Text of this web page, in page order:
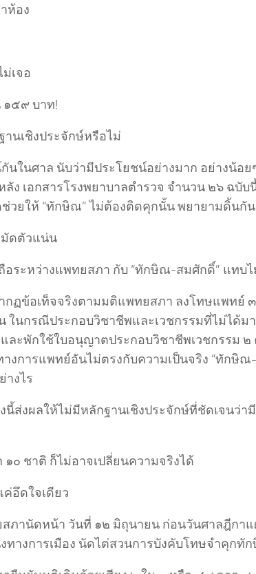
ห้อง
เจอ
๑๕๙ บาท!
านเชิงประจักษ์หรือไม่
นในศาล นับว่ามีประโยชน์อย่างมาก อย่างน้อย
ลัง เอกสารโรงพยาบาลตำรวจ จำนวน ๒๖ ฉบับ
วยให้ “ทักษิณ” ไม่ต้องติดคุกนั้น พยายามดิ้นกั
ดตัวแน่น
อระหว่างแพทยสภา กับ “ทักษิณ-สมศักดิ์” แทบ
กฏข้อเท็จจริงตามมติแพทยสภา ลงโทษแพทย์ ๓
ในกรณีประกอบวิชาชีพและเวชกรรมที่ไม่ได้ม
และพักใช้ใบอนุญาตประกอบวิชาชีพเวชกรรม
างการแพทย์อันไม่ตรงกับความเป็นจริง “ทักษิณ
างไร
นี้ส่งผลให้ไม่มีหลักฐานเชิงประจักษ์ที่ชัดเจนว่า
๑๐ ชาติ ก็ไม่อาจเปลี่ยนความจริงได้
อึดใจเดียว
ภานัดหน้า วันที่ ๑๒ มิถุนายน ก่อนวันศาลฎีกา
ทางการเมือง นัดไต่สวนการบังคับโทษจำคุกทั